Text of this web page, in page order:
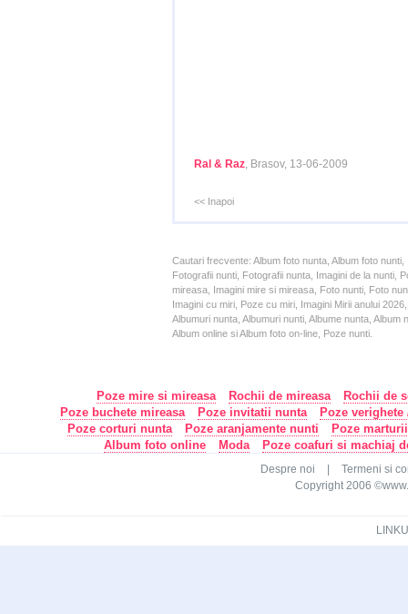
Ral & Raz, Brasov, 13-06-2009
<< Inapoi
Cautari frecvente: Album foto nunta, Album foto
Fotografii nunti, Fotografii nunta, Imagini de la nunti,
mireasa, Imagini mire si mireasa, Foto nunti, Foto
Imagini cu miri, Poze cu miri, Imagini Mirii anului
Albumuri nunta, Albumuri nunti, Albume nunta,
Album online si Album foto on-line, Poze nunti.
Poze mire si mireasa Rochii de mireasa
Rochii de
Poze buchete mireasa
Poze invitatii nunta
Poze
Poze corturi nunta
Poze aranjamente nunti
Poze
Album foto online
Moda Poze coafuri si machiaj
Despre noi
Termeni si
Copyright 2006